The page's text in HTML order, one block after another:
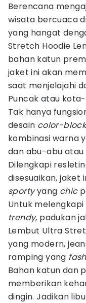
Berencana
wisata bercuaca
yang hangat
Stretch Hoodie
bahan katun
jaket ini akan
saat menjelajahi
Puncak atau
Tak hanya
desain color-block
kombinasi warna
dan abu-abu atau
Dilengkapi
disesuaikan, jaket
sportyyang chic
Untuk
trendy, padukan
Lembut Ultra
yang modern,
ramping yang
Bahan katun dan
memberikan
dingin. Jadikan